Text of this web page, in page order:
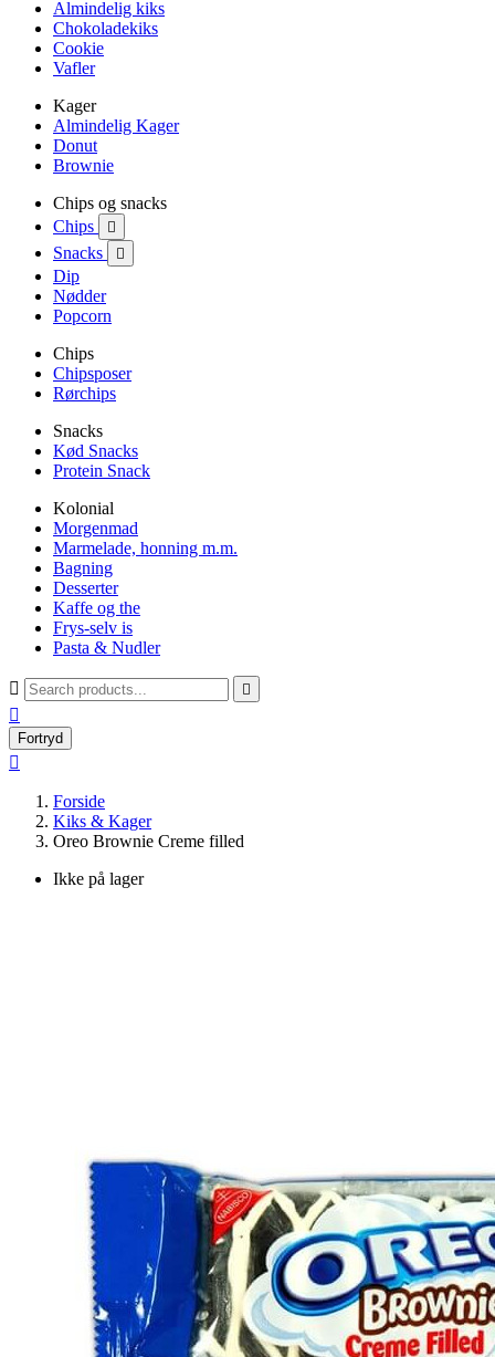
Almindelig kiks
Chokoladekiks
Cookie
Vafler
Kager
Almindelig Kager
Donut
Brownie
Chips og snacks
Chips

Snacks 
Dip
Nødder
Popcorn
Chips
Chipsposer
Rørchips
Snacks
Kød Snacks
Protein Snack
Kolonial
Morgenmad
Marmelade, honning m.m.
Bagning
Desserter
Kaffe og the
Frys-selv is
Pasta & Nudler
 

Fortryd

Forside
Kiks & Kager
Oreo Brownie Creme filled
Ikke på lager